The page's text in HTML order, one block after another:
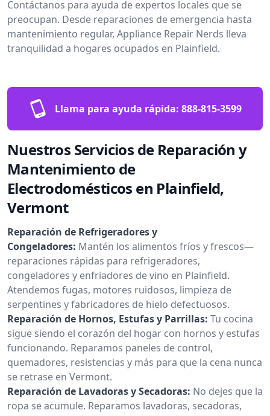
Contáctanos para ayuda de expertos locales que se
preocupan. Desde reparaciones de emergencia hasta
mantenimiento regular, Appliance Repair Nerds lleva
tranquilidad a hogares ocupados en Plainfield.
Llama para ayuda rápida: 888-815-3599
Nuestros Servicios de Reparación y
Mantenimiento de
Electrodomésticos en Plainfield,
Vermont
Reparación de Refrigeradores y
Congeladores: Mantén los alimentos fríos y frescos—
reparaciones rápidas para refrigeradores,
congeladores y enfriadores de vino en Plainfield.
Atendemos fugas, motores ruidosos, limpieza de
serpentines y fabricadores de hielo defectuosos.
Reparación de Hornos, Estufas y Parrillas: Tu cocina
sigue siendo el corazón del hogar con hornos y estufas
funcionando. Reparamos paneles de control,
quemadores, resistencias y más para que la cena nunca
se retrase en Vermont.
Reparación de Lavadoras y Secadoras: No dejes que la
ropa se acumule. Reparamos lavadoras, secadoras,